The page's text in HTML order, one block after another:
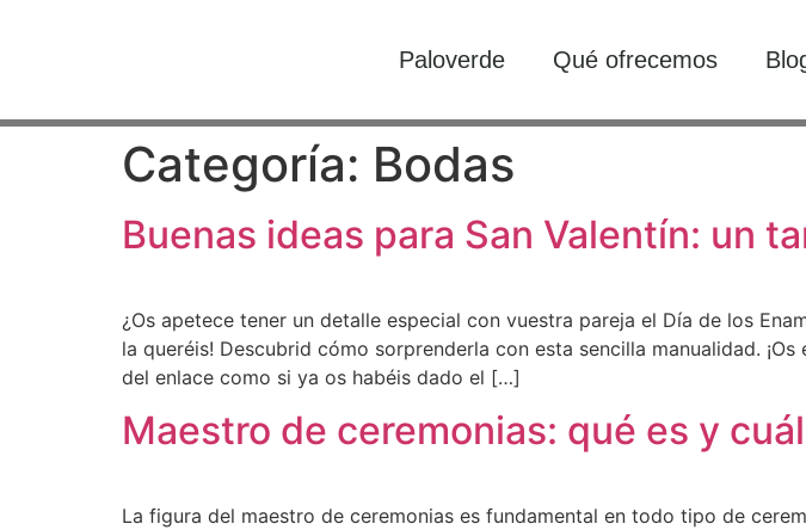
Paloverde Qué ofrecemos
Categoría: Bodas
Buenas ideas para San Valentín: un
¿Os apetece tener un detalle especial con vuestra pareja el Día de los
la queréis! Descubrid cómo sorprenderla con esta sencilla manualidad.
del enlace como si ya os habéis dado el […]
Maestro de ceremonias: qué es y
La figura del maestro de ceremonias es fundamental en todo tipo de